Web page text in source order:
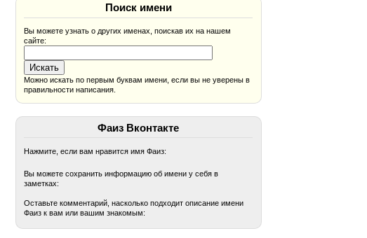
Поиск имени
Вы можете узнать о других именах, поискав их на нашем
сайте:
Можно искать по первым буквам имени, если вы не уверены в
правильности написания.
Фаиз Вконтакте
Нажмите, если вам нравится имя Фаиз:
Вы можете сохранить информацию об имени у себя в
заметках:
Оставьте комментарий, насколько подходит описание имени
Фаиз к вам или вашим знакомым: